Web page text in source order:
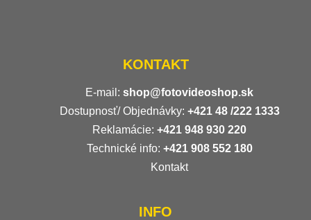
KONTAKT
E-mail: shop@fotovideoshop.sk
Dostupnosť/ Objednávky: +421 48 /222 1333
Reklamácie: +421 948 930 220
Technické info: +421 908 552 180
Kontakt
INFO